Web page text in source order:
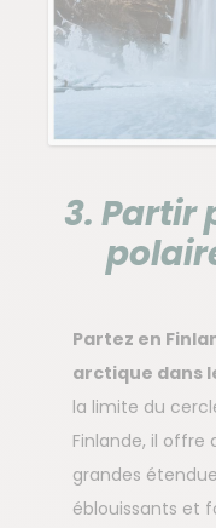
3. Partir
Partez en
arctique dans
la limite du
Finlande, il offre
grandes
éblouissants et